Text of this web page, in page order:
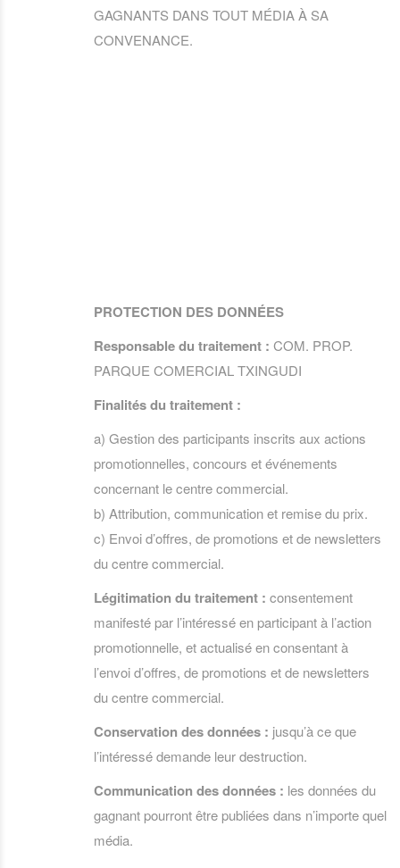
GAGNANTS DANS TOUT MÉDIA À SA
CONVENANCE.
PROTECTION DES DONNÉES
Responsable du traitement : COM. PROP.
PARQUE COMERCIAL TXINGUDI
Finalités du traitement :
a) Gestion des participants inscrits aux actions
promotionnelles, concours et événements
concernant le centre commercial.
b) Attribution, communication et remise du prix.
c) Envoi d’offres, de promotions et de newsletters
du centre commercial.
Légitimation du traitement : consentement
manifesté par l’intéressé en participant à l’action
promotionnelle, et actualisé en consentant à
l’envoi d’offres, de promotions et de newsletters
du centre commercial.
Conservation des données : jusqu’à ce que
l’intéressé demande leur destruction.
Communication des données : les données du
gagnant pourront être publiées dans n’importe quel
média.